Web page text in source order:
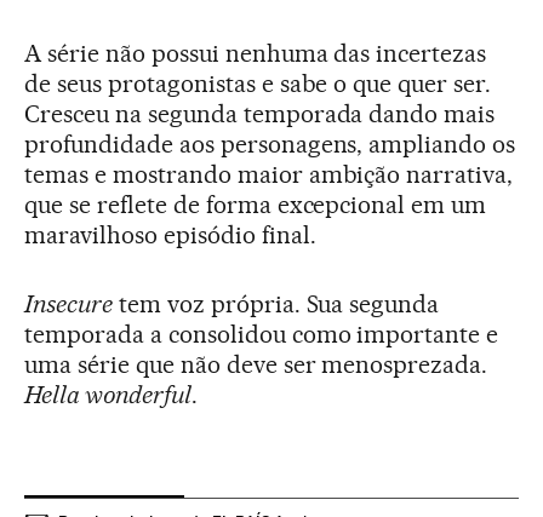
A série não possui nenhuma das incertezas
de seus protagonistas e sabe o que quer ser.
Cresceu na segunda temporada dando mais
profundidade aos personagens, ampliando os
temas e mostrando maior ambição narrativa,
que se reflete de forma excepcional em um
maravilhoso episódio final.
Insecuretem voz própria. Sua segunda
temporada a consolidou como importante e
uma série que não deve ser menosprezada.
Hella wonderful.